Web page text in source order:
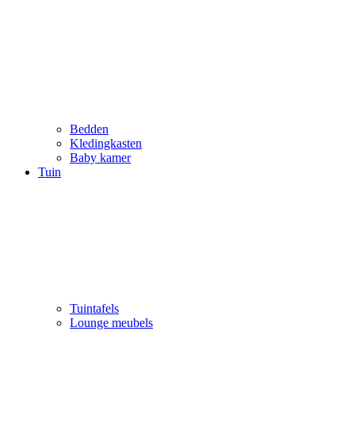
Bedden
Kledingkasten
Baby kamer
Tuin
Tuintafels
Lounge meubels